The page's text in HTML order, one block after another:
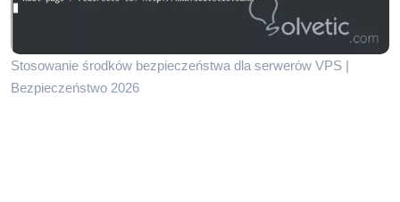
Stosowanie środków bezpieczeństwa dla serwerów VPS |
Bezpieczeństwo 2026